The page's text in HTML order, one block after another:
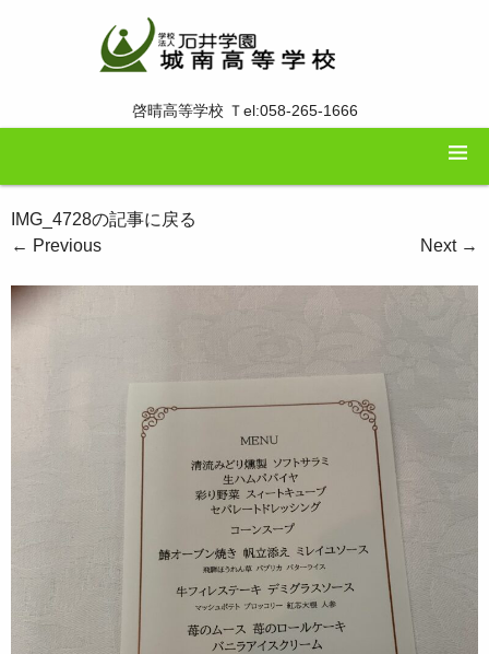
啓晴高等学校 Ｔel:058-265-1666
IMG_4728の記事に戻る
← Previous Next →